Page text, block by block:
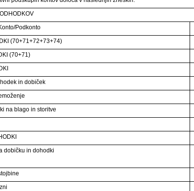
Podkonto
(70+71+72+73+74)
(70+71)
in dobiček
na blago in storitve
dobičku in dohodki